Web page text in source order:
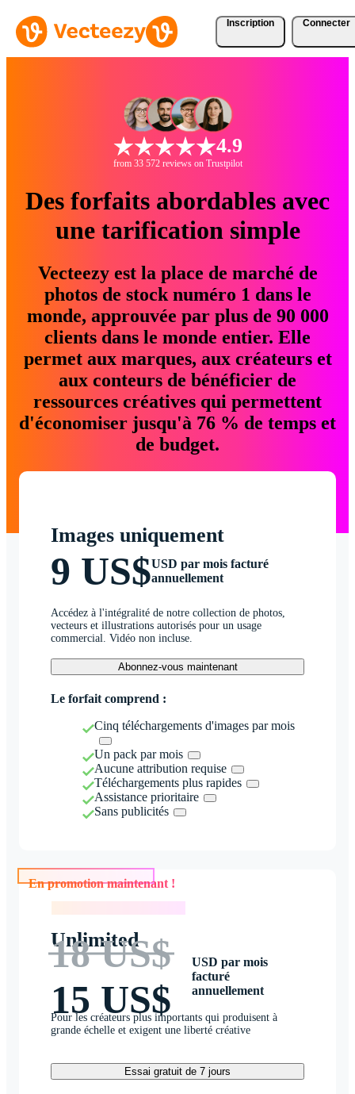
Inscription Connecter
4.9
from 33 572 reviews on Trustpilot
Des forfaits abordables avec
une tarification simple
Vecteezy est la place de marché de
photos de stock numéro 1 dans le
monde, approuvée par plus de 90 000
clients dans le monde entier. Elle
permet aux marques, aux créateurs et
aux conteurs de bénéficier de
ressources créatives qui permettent
d'économiser jusqu'à 76 % de temps et
de budget.
Images uniquement
9 US$USD par mois facturé
annuellement
Accédez à l'intégralité de notre collection de photos,
vecteurs et illustrations autorisés pour un usage
commercial. Vidéo non incluse.
Abonnez-vous maintenant
Le forfait comprend :
Cinq téléchargements d'images par mois
Un pack par mois
Aucune attribution requise
Téléchargements plus rapides
Assistance prioritaire
Sans publicités
En promotion maintenant !
Unlimited
18 US$
15 US$
USD par mois
facturé
annuellement
Pour les créateurs plus importants qui produisent à
grande échelle et exigent une liberté créative
Essai gratuit de 7 jours